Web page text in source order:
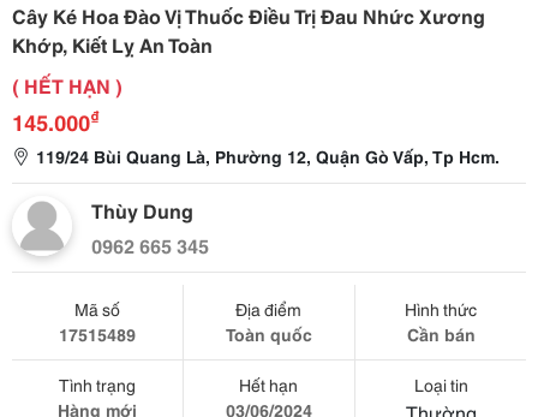
Cây Ké Hoa Đào Vị Thuốc Điều Trị Đau Nhức Xương
Khớp, Kiết Lỵ An Toàn
( HẾT HẠN )
145.000₫
119/24 Bùi Quang Là, Phường 12, Quận Gò Vấp, Tp Hcm.
Thùy Dung
0962 665 345
Mã số
17515489
Địa điểm
Toàn quốc
Hình thức
Cần bán
Tình trạng
Hàng mới
Hết hạn
03/06/2024
Loại tin